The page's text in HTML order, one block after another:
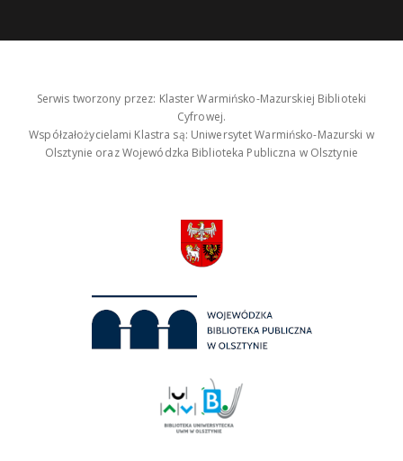
Serwis tworzony przez: Klaster Warmińsko-Mazurskiej Biblioteki
Cyfrowej.
Współzałożycielami Klastra są: Uniwersytet Warmińsko-Mazurski w
Olsztynie oraz Wojewódzka Biblioteka Publiczna w Olsztynie